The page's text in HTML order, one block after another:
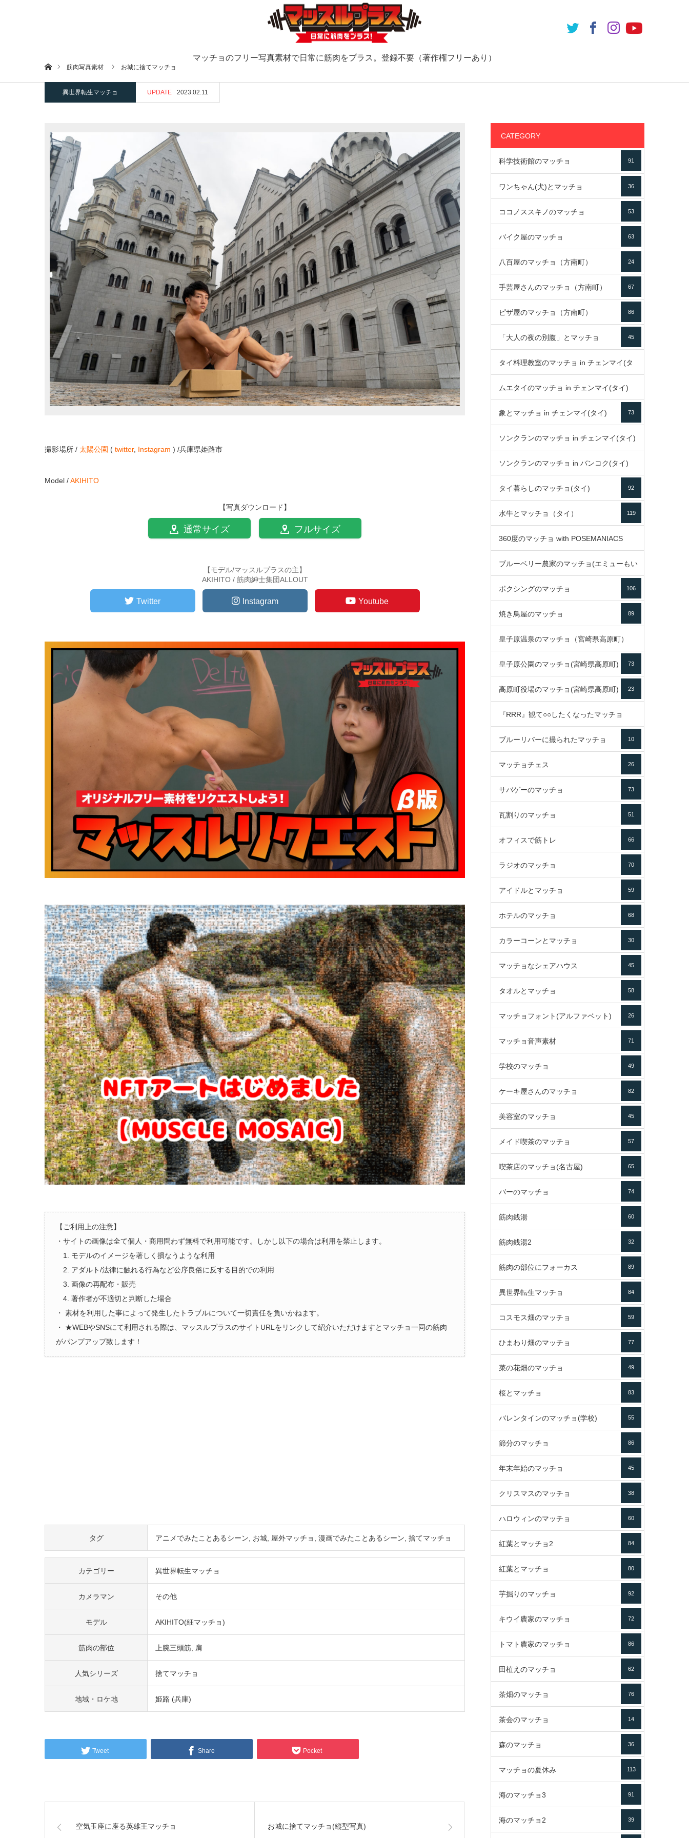
マッチョのフリー写真素材で日常に筋肉をプラス。登録不要（著作権フリーあり）
ホーム筋肉写真素材 お城に捨てマッチョ
異世界転生マッチョ UPDATE 2023.02.11
撮影場所 / 太陽公園 ( twitter, Instagram ) /兵庫県姫路市
Model /AKIHITO
【写真ダウンロード】
通常サイズ フルサイズ
【モデル/マッスルプラスの主】
AKIHITO / 筋肉紳士集団ALLOUT
Twitter Instagram Youtube
【ご利用上の注意】
・サイトの画像は全て個人・商用問わず無料で利用可能です。しかし以下の場合は利用を禁止します。
1. モデルのイメージを著しく損なうような利用
2. アダルト/法律に触れる行為など公序良俗に反する目的での利用
3. 画像の再配布・販売
4. 著作者が不適切と判断した場合
・ 素材を利用した事によって発生したトラブルについて一切責任を負いかねます。
・ ★WEBやSNSにて利用される際は、マッスルプラスのサイトURLをリンクして紹介いただけますとマッチョ一同の筋肉
がパンプアップ致します！
タグ アニメでみたことあるシーン お城 屋外マッチョ 漫画でみたことあるシーン 捨てマッチョ
カテゴリー 異世界転生マッチョ
カメラマン その他
モデル AKIHITO(細マッチョ)
筋肉の部位 上腕三頭筋 肩
人気シリーズ 捨てマッチョ
地域・ロケ地 姫路 (兵庫)
Tweet Share Pocket
空気玉座に座る英雄王マッチョ お城に捨てマッチョ(縦型写真)
CATEGORY
科学技術館のマッチョ 91
ワンちゃん(犬)とマッチョ 36
ココノススキノのマッチョ 53
バイク屋のマッチョ 63
八百屋のマッチョ（方南町） 24
手芸屋さんのマッチョ（方南町） 67
ピザ屋のマッチョ（方南町） 86
「大人の夜の別腹」とマッチョ 45
タイ料理教室のマッチョ in チェンマイ(タ
イ)
ムエタイのマッチョ in チェンマイ(タイ)
79
象とマッチョ in チェンマイ(タイ) 73
ソンクランのマッチョ in チェンマイ(タイ)
ソンクランのマッチョ in バンコク(タイ)
85
タイ暮らしのマッチョ(タイ) 92
水牛とマッチョ（タイ） 119
360度のマッチョ with POSEMANIACS
49
ブルーベリー農家のマッチョ(エミューもい
るよ) 72
ボクシングのマッチョ 106
焼き鳥屋のマッチョ 89
皇子原温泉のマッチョ（宮崎県高原町）
133
皇子原公園のマッチョ(宮崎県高原町) 73
高原町役場のマッチョ(宮崎県高原町) 23
『RRR』観て○○したくなったマッチョ
16
ブルーリバーに撮られたマッチョ 10
マッチョチェス 26
サバゲーのマッチョ 73
瓦割りのマッチョ 51
オフィスで筋トレ 66
ラジオのマッチョ 70
アイドルとマッチョ 59
ホテルのマッチョ 68
カラーコーンとマッチョ 30
マッチョなシェアハウス 45
タオルとマッチョ 58
マッチョフォント(アルファベット) 26
マッチョ音声素材 71
学校のマッチョ 49
ケーキ屋さんのマッチョ 82
美容室のマッチョ 45
メイド喫茶のマッチョ 57
喫茶店のマッチョ(名古屋) 65
バーのマッチョ 74
筋肉銭湯 60
筋肉銭湯2 32
筋肉の部位にフォーカス 89
異世界転生マッチョ 84
コスモス畑のマッチョ 59
ひまわり畑のマッチョ 77
菜の花畑のマッチョ 49
桜とマッチョ 83
バレンタインのマッチョ(学校) 55
節分のマッチョ 86
年末年始のマッチョ 45
クリスマスのマッチョ 38
ハロウィンのマッチョ 60
紅葉とマッチョ2 84
紅葉とマッチョ 80
芋掘りのマッチョ 92
キウイ農家のマッチョ 72
トマト農家のマッチョ 86
田植えのマッチョ 62
茶畑のマッチョ 76
茶会のマッチョ 14
森のマッチョ 36
マッチョの夏休み 113
海のマッチョ3 91
海のマッチョ2 39